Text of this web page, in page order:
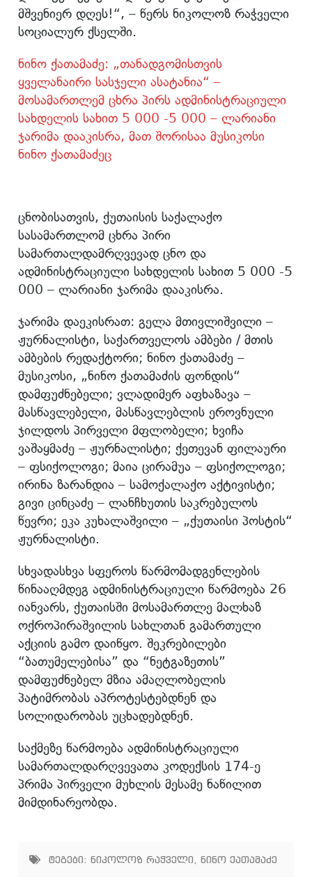
მშვენიერ დღეს!“, – წერს ნიკოლოზ რაჭველი
სოციალურ ქსელში.
ნინო ქათამაძე: „თანადგომისთვის
ყველანაირი სასჯელი ასატანია“ –
მოსამართლემ ცხრა პირს ადმინისტრაციული
სახდელის სახით 5 000 -5 000 – ლარიანი
ჯარიმა დააკისრა, მათ შორისაა მუსიკოსი
ნინო ქათამაძეც
ცნობისათვის, ქუთაისის საქალაქო
სასამართლომ ცხრა პირი
სამართალდამრღვევად ცნო და
ადმინისტრაციული სახდელის სახით 5 000 -5
000 – ლარიანი ჯარიმა დააკისრა.
ჯარიმა დაეკისრათ: გელა მთივლიშვილი –
ჟურნალისტი, საქართველოს ამბები / მთის
ამბების რედაქტორი; ნინო ქათამაძე –
მუსიკოსი, „ნინო ქათამაძის ფონდის“
დამფუძნებელი; ვლადიმერ აფხაზავა –
მასწავლებელი, მასწავლებლის ეროვნული
ჯილდოს პირველი მფლობელი; ხვიჩა
ვაშაყმაძე – ჟურნალისტი; ქეთევან ფილაური
– ფსიქოლოგი; მაია ცირამუა – ფსიქოლოგი;
ირინა ზარანდია – სამოქალაქო აქტივისტი;
გივი ცინცაძე – ლანჩხუთის საკრებულოს
წევრი; ეკა კუხალაშვილი – „ქუთაისი პოსტის“
ჟურნალისტი.
სხვადასხვა სფეროს წარმომადგენლების
წინააღმდეგ ადმინისტრაციული წარმოება 26
იანვარს, ქუთაისში მოსამართლე მალხაზ
ოქროპირაშვილის სახლთან გამართული
აქციის გამო დაიწყო. შეკრებილები
“ბათუმელებისა” და “ნეტგაზეთის”
დამფუძნებელ მზია ამაღლობელის
პატიმრობას აპროტესტებდნენ და
სოლიდარობას უცხადებდნენ.
საქმეზე წარმოება ადმინისტრაციული
სამართალდარღვევათა კოდექსის 174-ე
პრიმა პირველი მუხლის მესამე ნაწილით
მიმდინარეობდა.
ტეგები: ნიკოლოზ რაჭველი ნინო ქათამაძე